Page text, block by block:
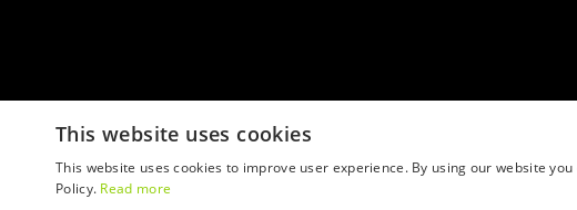
This website uses cookies
This website uses cookies to improve user experience. By using our website
Policy. Read more